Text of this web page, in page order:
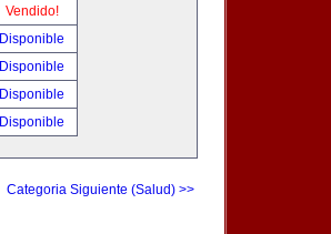
Vendido!
Disponible
Disponible
Disponible
Disponible
Categoria Siguiente (Salud) >>